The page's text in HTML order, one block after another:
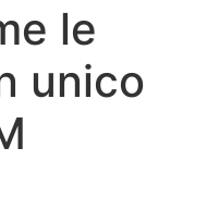
le
unico